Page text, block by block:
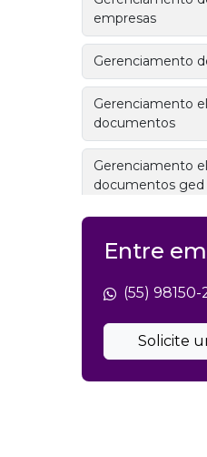
empresas
Gerenciamento
Gerenciamento
documentos
Gerenciamento
documentos ged
Gestão de
Entre
(55) 98150-
Solicite